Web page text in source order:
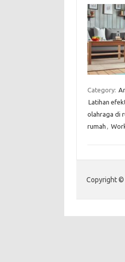
Category:
Latihan
olahraga di
rumah ,
Copyright ©